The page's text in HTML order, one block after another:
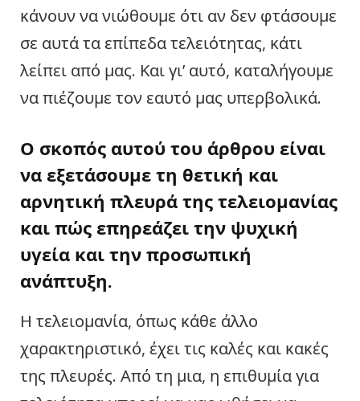
κάνουν να νιώθουμε ότι αν δεν φτάσουμε
σε αυτά τα επίπεδα τελειότητας, κάτι
λείπει από μας. Και γι’ αυτό, καταλήγουμε
να πιέζουμε τον εαυτό μας υπερβολικά.
Ο σκοπός αυτού του άρθρου είναι
να εξετάσουμε τη θετική και
αρνητική πλευρά της τελειομανίας
και πώς επηρεάζει την ψυχική
υγεία και την προσωπική
ανάπτυξη.
Η τελειομανία, όπως κάθε άλλο
χαρακτηριστικό, έχει τις καλές και κακές
της πλευρές. Από τη μια, η επιθυμία για